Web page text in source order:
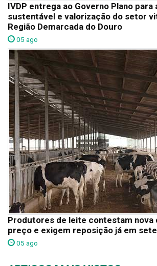
IVDP entrega ao Governo Plano para
sustentável e valorização do setor
Região Demarcada do Douro
05 ago
Produtores de leite contestam nova
preço e exigem reposição já em
05 ago